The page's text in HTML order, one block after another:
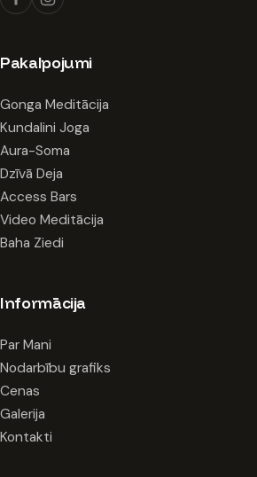
Pakalpojumi
Gonga Meditācija
Kundalini Joga
Aura-Soma
Dzīvā Deja
Access Bars
Video Meditācija
Baha Ziedi
Informācija
Par Mani
Nodarbību grafiks
Cenas
Galerija
Kontakti